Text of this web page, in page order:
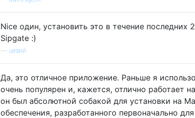
Nice один, установить это в течение последних
Sipgate :)
цезий
Да, это отличное приложение. Раньше я
очень популярен и, кажется, отлично работает
он был абсолютной собакой для установки на
обеспечения, разработанного первоначально